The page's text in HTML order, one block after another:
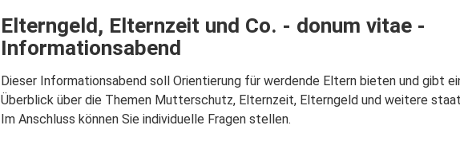
Elterngeld, Elternzeit und Co. - donum vitae -
Informationsabend
Dieser Informationsabend soll Orientierung für werdende Eltern bieten und gibt
Überblick über die Themen Mutterschutz, Elternzeit, Elterngeld und weitere
Im Anschluss können Sie individuelle Fragen stellen.